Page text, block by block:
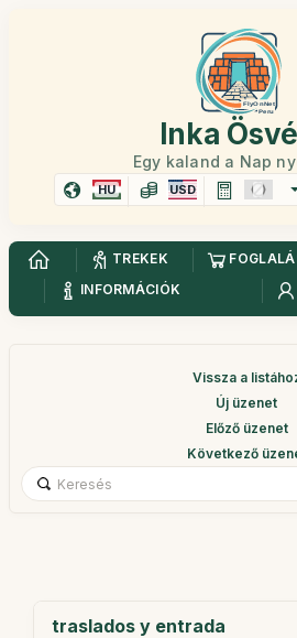
Inka
Egy kaland a Nap
HU USD
TREKEK
INFORMÁCIÓK
Vissza a
Új üzenet
Előző üzenet
Következő
traslados y entrada